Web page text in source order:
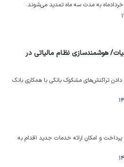
خردادماه به مدت سه ماه تمدید می‌شوند.
هوشمندسازی نظام مالیاتی در
دادن تراکنش‌های مشکوک بانکی با همکاری بانک
و امکان ارائه خدمات جدید اقدام به